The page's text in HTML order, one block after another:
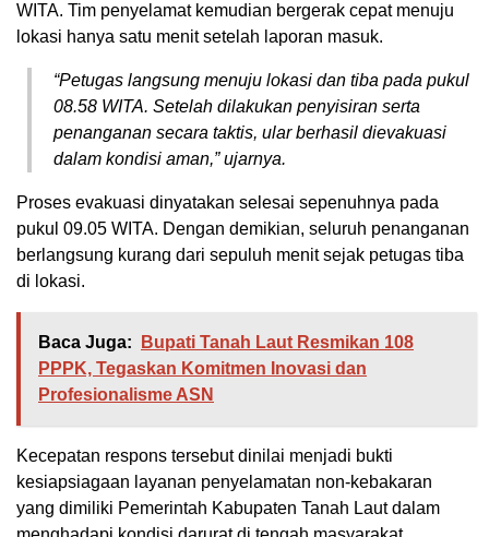
WITA. Tim penyelamat kemudian bergerak cepat menuju
lokasi hanya satu menit setelah laporan masuk.
“Petugas langsung menuju lokasi dan tiba pada pukul
08.58 WITA. Setelah dilakukan penyisiran serta
penanganan secara taktis, ular berhasil dievakuasi
dalam kondisi aman,” ujarnya.
Proses evakuasi dinyatakan selesai sepenuhnya pada
pukul 09.05 WITA. Dengan demikian, seluruh penanganan
berlangsung kurang dari sepuluh menit sejak petugas tiba
di lokasi.
Baca Juga:
Bupati Tanah Laut Resmikan 108
PPPK, Tegaskan Komitmen Inovasi dan
Profesionalisme ASN
Kecepatan respons tersebut dinilai menjadi bukti
kesiapsiagaan layanan penyelamatan non-kebakaran
yang dimiliki Pemerintah Kabupaten Tanah Laut dalam